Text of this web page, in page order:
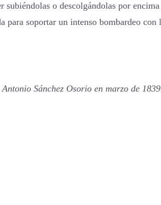
o descolgándolas por
para soportar un intenso bombardeo
Sánchez Osorio en marzo de